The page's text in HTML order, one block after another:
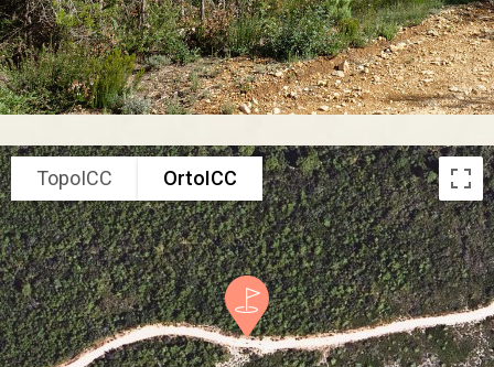
TopoICC OrtoICC